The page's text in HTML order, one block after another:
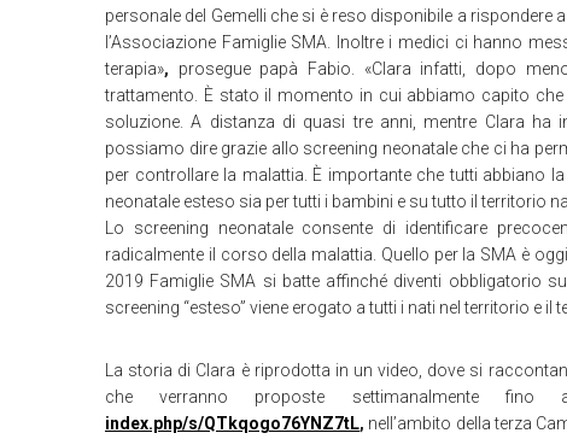
personale del Gemelli che si è reso disponibile a
l’Associazione Famiglie SMA. Inoltre i medici ci hanno
terapia», prosegue papà Fabio. «Clara infatti, dopo
trattamento. È stato il momento in cui abbiamo capito
soluzione. A distanza di quasi tre anni, mentre Clara ha
possiamo dire grazie allo screening neonatale che ci ha
per controllare la malattia. È importante che tutti abbiano
neonatale esteso sia per tutti i bambini e su tutto il territorio
Lo screening neonatale consente di identificare
radicalmente il corso della malattia. Quello per la SMA è
2019 Famiglie SMA si batte affinché diventi obbligatorio
screening “esteso” viene erogato a tutti i nati nel territorio e
La storia di Clara è riprodotta in un video, dove si
che verranno proposte settimanalmente
index.php/s/QTkqogo76YNZ7tL, nell’ambito della terza